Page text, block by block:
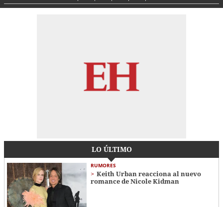
LO ÚLTIMO
RUMORES
Keith Urban reacciona al nuevo
romance de Nicole Kidman